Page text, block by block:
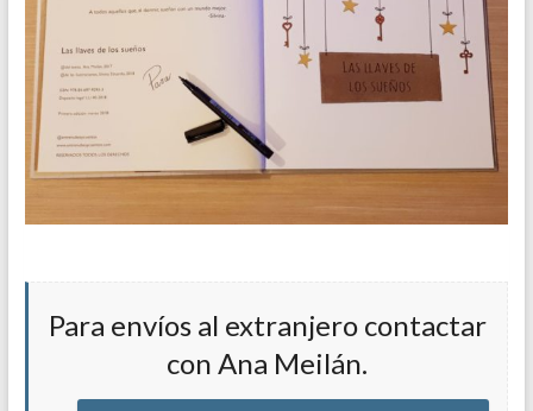
Para envíos al extranjero contactar
con Ana Meilán.